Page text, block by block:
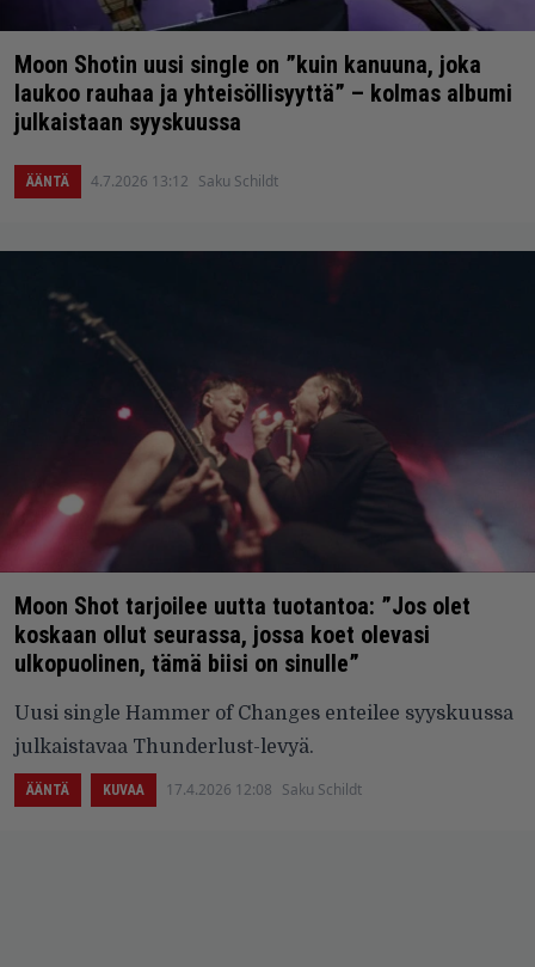
Moon Shotin uusi single on ”kuin kanuuna, joka
laukoo rauhaa ja yhteisöllisyyttä” – kolmas albumi
julkaistaan syyskuussa
ÄÄNTÄ 4.7.2026 13:12 Saku Schildt
Moon Shot tarjoilee uutta tuotantoa: ”Jos olet
koskaan ollut seurassa, jossa koet olevasi
ulkopuolinen, tämä biisi on sinulle”
Uusi single Hammer of Changes enteilee syyskuussa
julkaistavaa Thunderlust-levyä.
ÄÄNTÄ KUVAA 17.4.2026 12:08 Saku Schildt